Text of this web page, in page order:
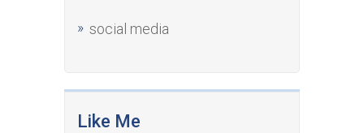
social media
Like Me